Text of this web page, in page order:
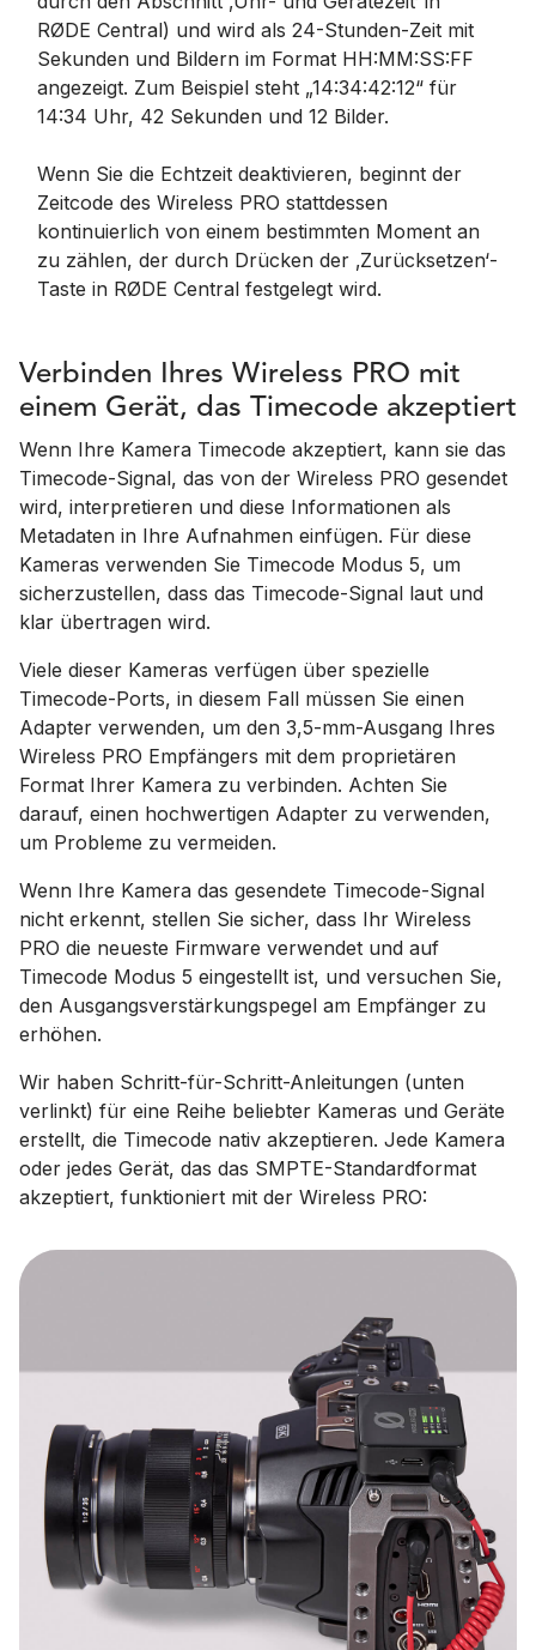
RØDE Central) und wird als 24-Stunden-Zeit mit
Sekunden und Bildern im Format HH:MM:SS:FF
angezeigt. Zum Beispiel steht „14:34:42:12“ für
14:34 Uhr, 42 Sekunden und 12 Bilder.
Wenn Sie die Echtzeit deaktivieren, beginnt der
Zeitcode des Wireless PRO stattdessen
kontinuierlich von einem bestimmten Moment an
zu zählen, der durch Drücken der ‚Zurücksetzen‘-
Taste in RØDE Central festgelegt wird.
Verbinden Ihres Wireless PRO mit
einem Gerät, das Timecode akzeptiert
Wenn Ihre Kamera Timecode akzeptiert, kann sie das
Timecode-Signal, das von der Wireless PRO gesendet
wird, interpretieren und diese Informationen als
Metadaten in Ihre Aufnahmen einfügen. Für diese
Kameras verwenden Sie Timecode Modus 5, um
sicherzustellen, dass das Timecode-Signal laut und
klar übertragen wird.
Viele dieser Kameras verfügen über spezielle
Timecode-Ports, in diesem Fall müssen Sie einen
Adapter verwenden, um den 3,5-mm-Ausgang Ihres
Wireless PRO Empfängers mit dem proprietären
Format Ihrer Kamera zu verbinden. Achten Sie
darauf, einen hochwertigen Adapter zu verwenden,
um Probleme zu vermeiden.
Wenn Ihre Kamera das gesendete Timecode-Signal
nicht erkennt, stellen Sie sicher, dass Ihr Wireless
PRO die neueste Firmware verwendet und auf
Timecode Modus 5 eingestellt ist, und versuchen Sie,
den Ausgangsverstärkungspegel am Empfänger zu
erhöhen.
Wir haben Schritt-für-Schritt-Anleitungen (unten
verlinkt) für eine Reihe beliebter Kameras und Geräte
erstellt, die Timecode nativ akzeptieren. Jede Kamera
oder jedes Gerät, das das SMPTE-Standardformat
akzeptiert, funktioniert mit der Wireless PRO: